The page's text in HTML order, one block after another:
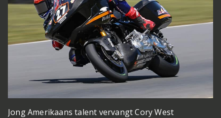
Jong Amerikaans talent vervangt Cory West